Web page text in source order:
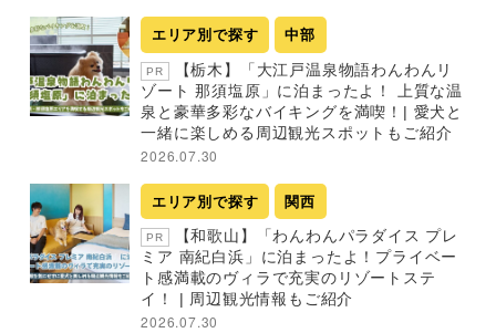
エリア別で探す 中部
PR
【栃木】「大江戸温泉物語わんわんリ
ゾート 那須塩原」に泊まったよ！ 上質な温
泉と豪華多彩なバイキングを満喫！| 愛犬と
一緒に楽しめる周辺観光スポットもご紹介
2026.07.30
エリア別で探す 関西
PR
【和歌山】「わんわんパラダイス プレ
ミア 南紀白浜」に泊まったよ！プライベー
ト感満載のヴィラで充実のリゾートステ
イ！ | 周辺観光情報もご紹介
2026.07.30